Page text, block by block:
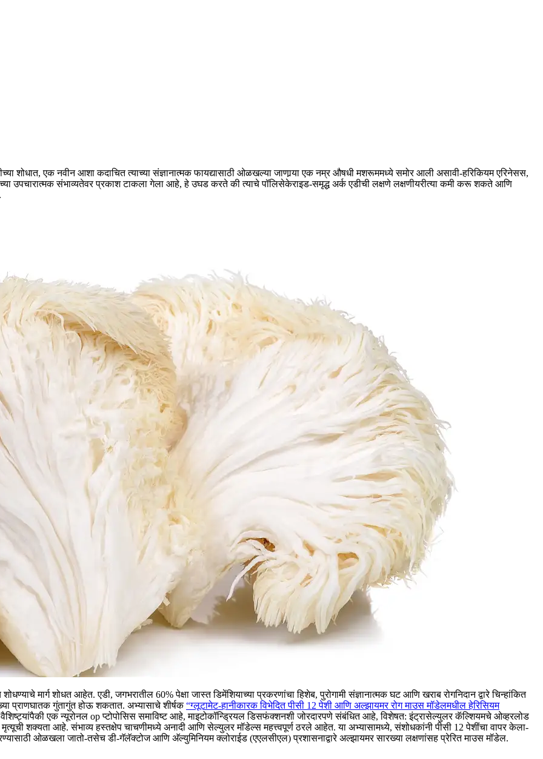
शोधात, एक नवीन आशा कदाचित त्याच्या संज्ञानात्मक फायद्यासाठी ओळखल्या जाणार्‍या एक नम्र औषधी मशरूममध्ये समोर आली असावी-हरिकियम एरिनेसस,
उपचारात्मक संभाव्यतेवर प्रकाश टाकला गेला आहे, हे उघड करते की त्याचे पॉलिसेकेराइड-समृद्ध अर्क एडीची लक्षणे लक्षणीयरीत्या कमी करू शकते आणि
मार्ग शोधत आहेत. एडी, जगभरातील 60% पेक्षा जास्त डिमेंशियाच्या प्रकरणांचा हिशेब, पुरोगामी संज्ञानात्मक घट आणि खराब रोगनिदान द्वारे चिन्हांकित
प्राणघातक गुंतागुंत होऊ शकतात. अभ्यासाचे शीर्षक“ग्लूटामेट-हानीकारक विभेदित पीसी 12 पेशी आणि अल्झायमर रोग माउस मॉडेलमधील हेरिसियम
एक न्यूरोनल op प्टोपोसिस समाविष्ट आहे, माइटोकॉन्ड्रियल डिसफंक्शनशी जोरदारपणे संबंधित आहे, विशेषत: इंट्रासेल्युलर कॅल्शियमचे ओव्हरलोड
शक्यता आहे. संभाव्य हस्तक्षेप चाचणीमध्ये अनादी आणि सेल्युलर मॉडेल्स महत्त्वपूर्ण ठरले आहेत. या अभ्यासामध्ये, संशोधकांनी पीसी 12 पेशींचा वापर केला-
ओळखला जातो-तसेच डी-गॅलॅक्टोज आणि अ‍ॅल्युमिनियम क्लोराईड (एएलसीएल) प्रशासनाद्वारे अल्झायमर सारख्या लक्षणांसह प्रेरित माउस मॉडेल.